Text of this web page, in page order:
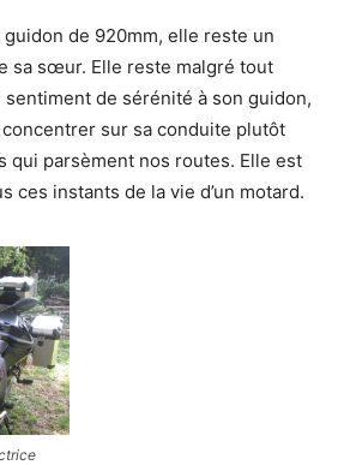
de 920mm, elle reste un
sa sœur. Elle reste malgré tout
sentiment de sérénité à son guidon,
sur sa conduite plutôt
qui parsèment nos routes. Elle est
ces instants de la vie d’un motard.